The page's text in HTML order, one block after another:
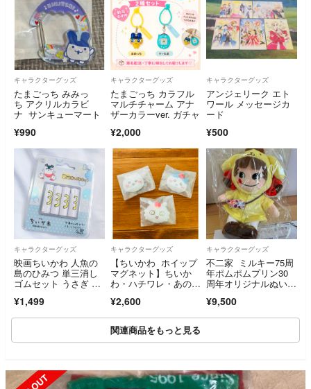
キャラクターグッズ
たまごっち みみっ
ち アクリルカラビ
ナ サンキューマート
¥990
キャラクターグッズ
たまごっち カラフル
マルチチャーム アナ
ザーカラーver. ガチャ
¥2,000
キャラクターグッズ
アンジェリーク エト
ワール メッセージカ
ード
¥500
キャラクターグッズ
映画ちいかわ 人魚の
島のひみつ 単三消し
ゴムセット うさぎ ハ
¥1,499
キャラクターグッズ
【ちいかわ ホイップ
マグネット】ちいか
わ・ハチワレ・あのこ
¥2,600
キャラクターグッズ
不二家 ミルキー75周
年ポムポムプリン30
周年オリジナルぬいぐ
ペコちゃんぬいぐるみ
¥9,500
関連商品をもっと見る
SOLD OUT